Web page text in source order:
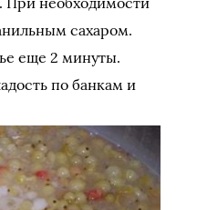
сахаром.
еще 2 минуты.
по банкам и